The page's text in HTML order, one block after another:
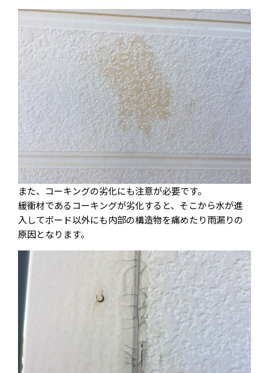
また、コーキングの劣化にも注意が必要です。
緩衝材であるコーキングが劣化すると、そこから水が進
入してボード以外にも内部の構造物を痛めたり雨漏りの
原因となります。